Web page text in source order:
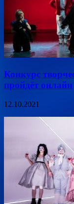
Конкурс
пройдёт онлайн
12.10.2021